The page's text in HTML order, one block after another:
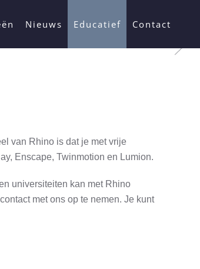
Nieuws Educatief Contact
van Rhino is dat je met vrije
Enscape, Twinmotion en Lumion.
universiteiten kan met Rhino
met ons op te nemen. Je kunt